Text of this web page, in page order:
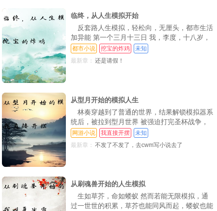
第61章 节外不允许生枝 第62章 《义》《一》【5600字为盟主‘乱了的烟’加更】
第64章 不讲武德 第65章 资质提升！寿命翻倍！ 第66章 你不是还有才艺要展示吗？
第67章 模拟：教主竟是我自己！ 第68章 刀剑齐出
第70章 楚国世家；完成交易
第73章 往生剑，斩业刀，遇武师
第76章 苟道流妖魔！二气宗师！ 第77章 金刚诀突破！三次气血！
第79章 实力大进，商队遭劫！ 第80章 三元劲初成
第82章 三元归一！刚猛无俦！当着辟易！ 第83章 初战世家子弟！ 第84章 神兵是懂折中的
第85章 须弥袋，助力养成随身带钱的好习惯！
第90章 龙吟凤鸣体与天河覆雨剑（求首订） 第91章 鸾凤和鸣，许灵，很润！
第93章 队友第三层，妖魔第五层，我在大气层，玩阴的行家！（8000字） 第94章 三个大富婆！紫色词条【丹圣转世】（5500为盟主乱了的烟加更） 成绩汇报与更新时间
临终，从人生模拟开始
反套路人生模拟，轻松向，无厘头，都市生活
加异能 第一个三月十三日 我，李度，十八岁，
高三，好像被困住了 第二个三月十三日【弹跳
+1 还是我，李度，依旧十八岁，我好像跳得比
都市小说 挖宝的炸鸡
未知
最新章： 还是请假！
从型月开始的模拟人生
林奏穿越到了普通的世界，结果解锁模拟器系
统后，被拉到型月世界 被强迫打完圣杯战争，
以后必须去拯救世界 而且，开局就召唤出了顶
尖从者“曹，走！小艾给他整个活【你的从者跟
网游小说 我直接开摆
未知
最新章： 不发了不发了，去cwm写小说去了
从刷魂兽开始的人生模拟
生如草芥，命如蝼蚁 然而若能无限模拟，通
过一世世的积累，草芥也能同风而起，蝼蚁也能